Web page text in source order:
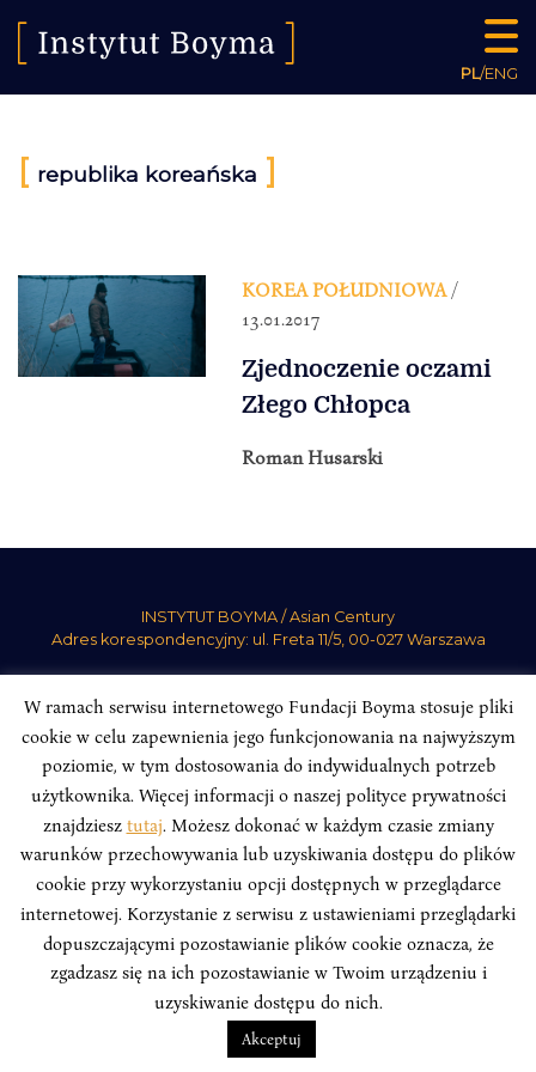
PL/ENG
[ republika koreańska ]
KOREA POŁUDNIOWA/
13.01.2017
Zjednoczenie oczami
Złego Chłopca
Roman Husarski
INSTYTUT BOYMA / Asian Century
Adres korespondencyjny: ul. Freta 11/5, 00-027 Warszawa
INSTYTUT BOYMA. WSZELKIE PRAWA ZASTRZEŻONE.Polityka
Prywatności Serwisu Polityka Prywatności Fundacji
designBeata Świerczyńska , development Alan Głodek
W ramach serwisu internetowego Fundacji Boyma stosuje pliki
cookie w celu zapewnienia jego funkcjonowania na najwyższym
poziomie, w tym dostosowania do indywidualnych potrzeb
użytkownika. Więcej informacji o naszej polityce prywatności
znajdziesz tutaj. Możesz dokonać w każdym czasie zmiany
warunków przechowywania lub uzyskiwania dostępu do plików
cookie przy wykorzystaniu opcji dostępnych w przeglądarce
internetowej. Korzystanie z serwisu z ustawieniami przeglądarki
dopuszczającymi pozostawianie plików cookie oznacza, że
zgadzasz się na ich pozostawianie w Twoim urządzeniu i
uzyskiwanie dostępu do nich.
Akceptuj